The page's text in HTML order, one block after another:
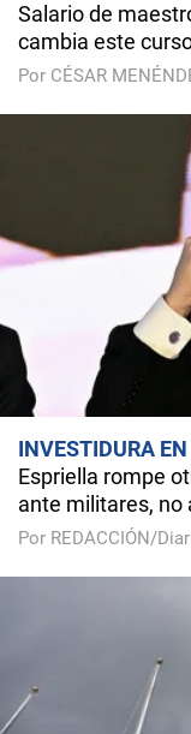
Salario de
cambia este
Por CÉSAR
INVESTIDURA
Espriella rompe
ante militares, no
Por REDACCIÓN/